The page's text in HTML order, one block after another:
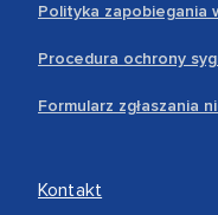
Polityka zapobiegania
Procedura ochrony
Formularz zgłaszania
Kontakt